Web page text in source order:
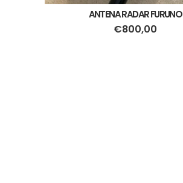
ANTENA RADAR FURUNO
€800,00